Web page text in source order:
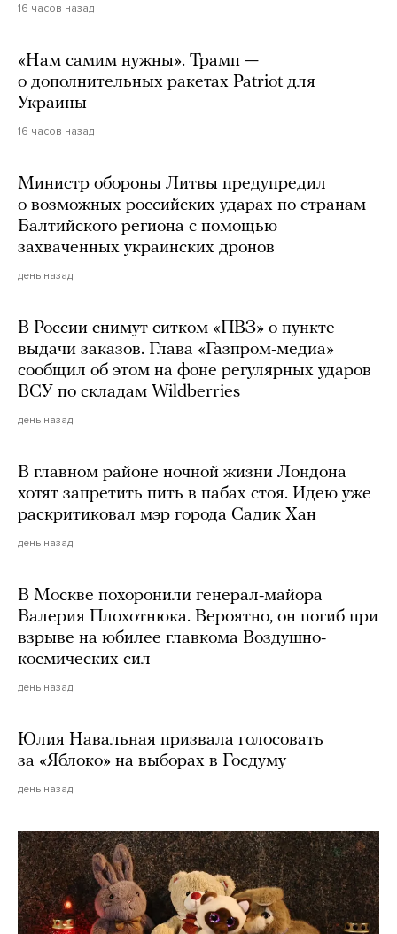
16 часов назад
«Нам самим нужны». Трамп —
о дополнительных ракетах Patriot для
Украины
16 часов назад
Министр обороны Литвы предупредил
о возможных российских ударах по странам
Балтийского региона с помощью
захваченных украинских дронов
день назад
В России снимут ситком «ПВЗ» о пункте
выдачи заказов. Глава «Газпром-медиа»
сообщил об этом на фоне регулярных ударов
ВСУ по складам Wildberries
день назад
В главном районе ночной жизни Лондона
хотят запретить пить в пабах стоя. Идею уже
раскритиковал мэр города Садик Хан
день назад
В Москве похоронили генерал-майора
Валерия Плохотнюка. Вероятно, он погиб при
взрыве на юбилее главкома Воздушно-
космических сил
день назад
Юлия Навальная призвала голосовать
за «Яблоко» на выборах в Госдуму
день назад